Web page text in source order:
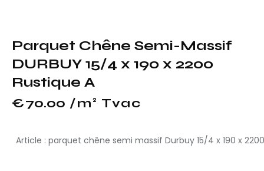
Parquet Chêne Semi-Massif
DURBUY 15/4 x 190 x 2200
Rustique A
€70.00 /m² Tvac
Article : parquet chêne semi massif Durbuy 15/4 x 190 x